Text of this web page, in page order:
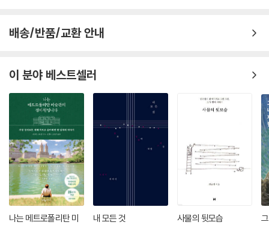
배송/반품/교환 안내
이 분야 베스트셀러
나는 메트로폴리탄 미
내 모든 것 사물의 뒷모습